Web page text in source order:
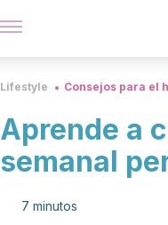
Lifestyle Consejos para el
Aprende a
semanal
7 minutos